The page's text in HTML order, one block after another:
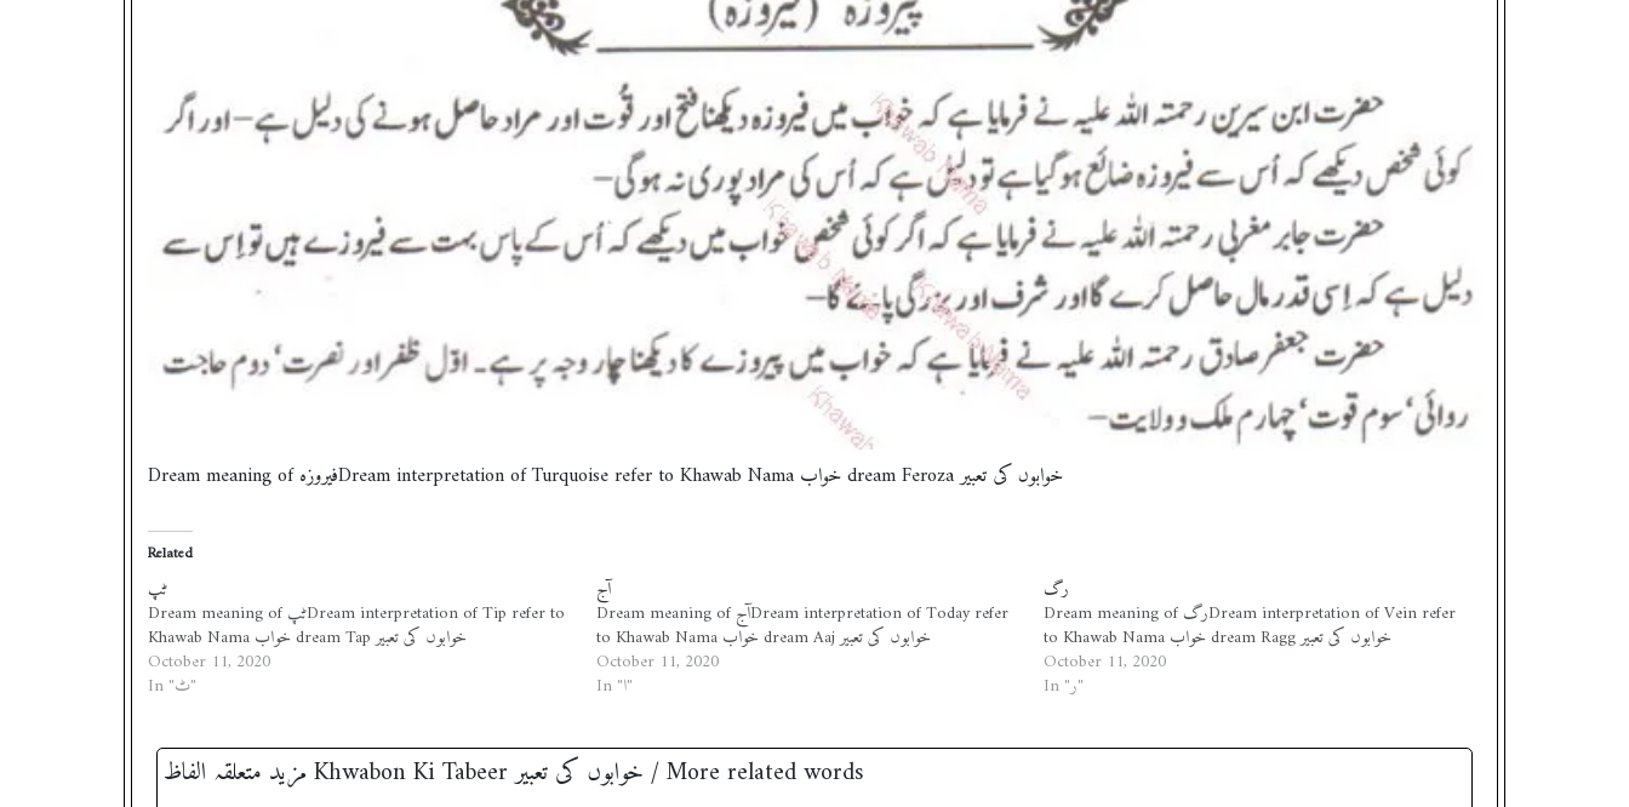
Dream meaning of فیروزہDream interpretation of Turquoise refer to Khawab Nama خواب dream Feroza خوابوں کی تعبیر
Related
ٹپ
Dream meaning of ٹپDream interpretation of Tip refer to
Khawab Nama خواب dream Tap خوابوں کی تعبیر
October 11, 2020
In "ٹ"
آج
Dream meaning of آجDream interpretation of Today refer
to Khawab Nama خواب dream Aaj خوابوں کی تعبیر
October 11, 2020
In "ا"
رگ
Dream meaning of رگDream interpretation of Vein refer
to Khawab Nama خواب dream Ragg خوابوں کی تعبیر
October 11, 2020
In "ر"
مزید متعلقہ الفاظ ‎Khwabon Ki Tabeer خوابوں کی تعبیر / More related words